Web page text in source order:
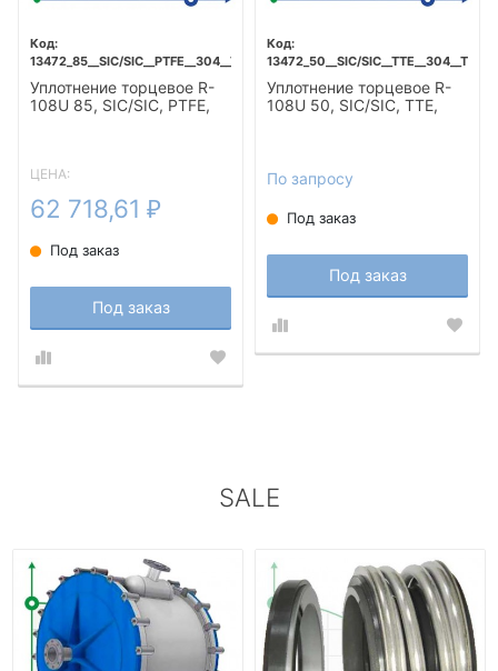
13472_85__SIC/SIC__PTFE__304__T5F
Уплотнение торцевое R-
108U 85, SIC/SIC, PTFE,
ЦЕНА:
62 718,61 ₽
Под заказ
Под заказ
13472_50__SIC/SIC__TTE__304__T5F
Уплотнение торцевое R-
108U 50, SIC/SIC, TTE,
По запросу
Под заказ
Под заказ
SALE